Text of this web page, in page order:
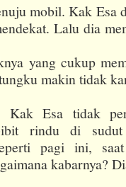
mobil. Kak Esa
Lalu dia
yang cukup
makin tidak
Kak Esa tidak
rindu di
pagi ini,
kabarnya?